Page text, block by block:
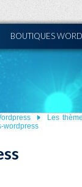
BOUTIQUES
Les
wordpress